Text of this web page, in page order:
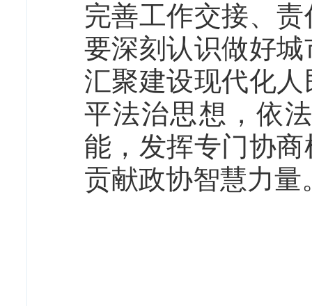
完善工作交接、
要深刻认识做好
汇聚建设现代化
平法治思想，依
能，发挥专门协
贡献政协智慧力量